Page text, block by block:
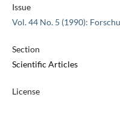
Issue
Vol. 44 No. 5 (1990):
Section
Scientific Articles
License